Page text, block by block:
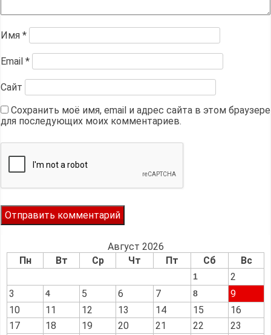
Имя *
Email *
Сайт
Сохранить моё имя, email и адрес сайта в этом браузере
для последующих моих комментариев.
Август 2026
Пн
Вт Ср Чт Пт Сб Вс
1
2
3
4 5 6 7 8
9
10
11 12 13 14 15
16
17
18 19 20 21 22
23